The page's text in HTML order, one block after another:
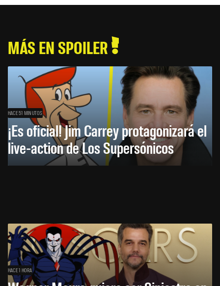
MÁS EN SPOILER
HACE 51 MINUTOS
¡Es oficial! Jim Carrey protagonizará el
live-action de Los Supersónicos
HACE 1 HORA